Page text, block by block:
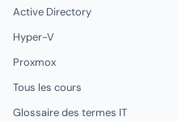
Active Directory
Hyper-V
Proxmox
Tous les cours
Glossaire des termes IT